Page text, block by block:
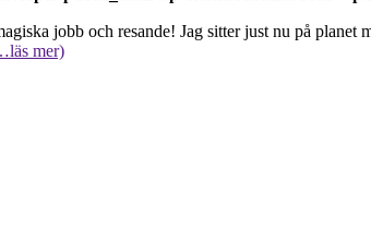
jobb och resande! Jag sitter just nu på
mer)